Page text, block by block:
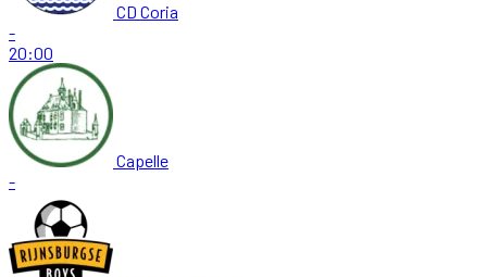
CD Coria
-
20:00
Capelle
-